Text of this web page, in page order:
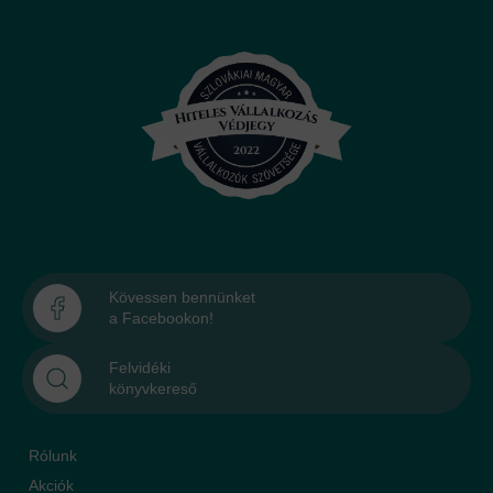
Kövessen bennünket
a Facebookon!
Felvidéki
könyvkereső
Rólunk
Akciók